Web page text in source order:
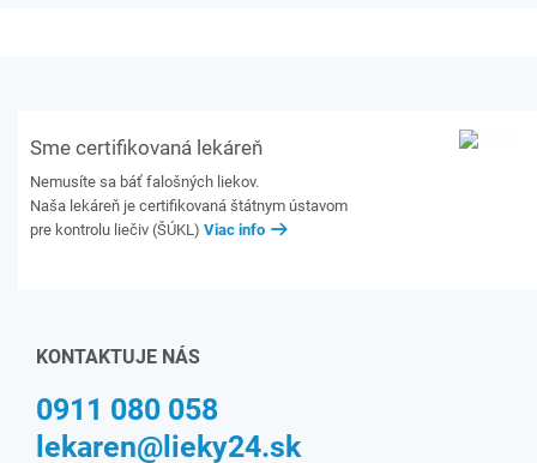
Sme certifikovaná lekáreň
Nemusíte sa báť falošných liekov.
Naša lekáreň je certifikovaná štátnym ústavom
pre kontrolu liečiv (ŠÚKL) Viac info
KONTAKTUJE NÁS
0911 080 058
lekaren@lieky24.sk